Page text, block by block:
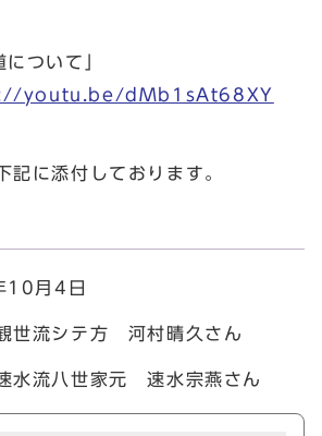
ついて」
youtu.be/dMb1sAt68XY
記に添付しております。
10月4日
世流シテ方 河村晴久さん
水流八世家元 速水宗燕さん